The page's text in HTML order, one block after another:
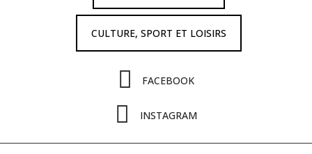
CULTURE, SPORT ET LOISIRS
FACEBOOK
INSTAGRAM